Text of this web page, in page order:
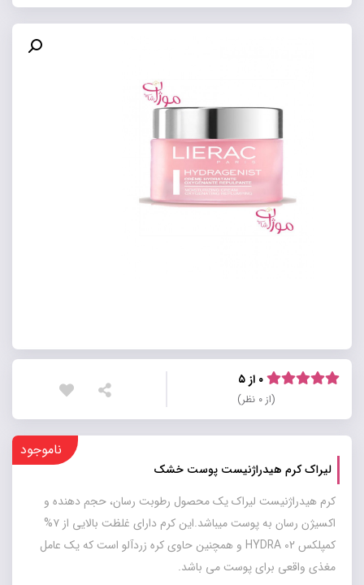
(از ۰ نظر)
لیراک کرم هیدراژنیست پوست خشک
ناموجود
کرم هیدراژنیست لیراک یک محصول رطوبت رسان، حجم دهنده و
اکسیژن رسان به پوست میباشد.این کرم دارای غلظت بالایی از ۷%
کمپلکس HYDRA 02 و همچنین حاوی کره زردآلو است که یک عامل
مغذی واقعی برای پوست می باشد.